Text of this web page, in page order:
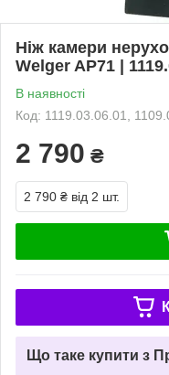
Ніж камери
Welger AP71 |
В наявності
Код: 1119.03.06.01,
2 790 ₴
2 790 ₴ від 2 шт.
Що таке купити з